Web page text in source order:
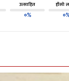
उत्साहित
०%
हाँसो